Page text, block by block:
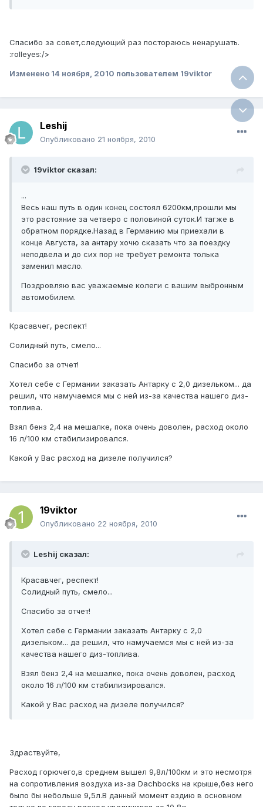
Спасибо за совет,следующий раз постораюсь ненарушать.
:rolleyes:/>
Изменено 14 ноября, 2010 пользователем 19viktor
Leshij
Опубликовано 21 ноября, 2010
19viktor сказал:
...
Весь наш путь в один конец состоял 6200км,прошли мы
это растояние за четверо с половиной суток.И тагже в
обратном порядке.Назад в Германию мы приехали в
конце Августа, за антару хочю сказать что за поездку
неподвела и до сих пор не требует ремонта толька
заменил масло.
Поздровляю вас уважаемые колеги с вашим выбронным
автомобилем.
Красавчег, респект!
Солидный путь, смело...
Спасибо за отчет!
Хотел себе с Германии заказать Антарку с 2,0 дизельком... да
решил, что намучаемся мы с ней из-за качества нашего диз-
топлива.
Взял бенз 2,4 на мешалке, пока очень доволен, расход около
16 л/100 км стабилизировался.
Какой у Вас расход на дизеле получился?
19viktor
Опубликовано 22 ноября, 2010
Leshij сказал:
Красавчег, респект!
Солидный путь, смело...
Спасибо за отчет!
Хотел себе с Германии заказать Антарку с 2,0
дизельком... да решил, что намучаемся мы с ней из-за
качества нашего диз-топлива.
Взял бенз 2,4 на мешалке, пока очень доволен, расход
около 16 л/100 км стабилизировался.
Какой у Вас расход на дизеле получился?
Здраствуйте,
Расход горючего,в среднем вышел 9,8л/100км и это несмотря
на сопротивления воздуха из-за Dachbocks на крыше,без него
было бы небольше 9,5л.В данный момент ездию в основном